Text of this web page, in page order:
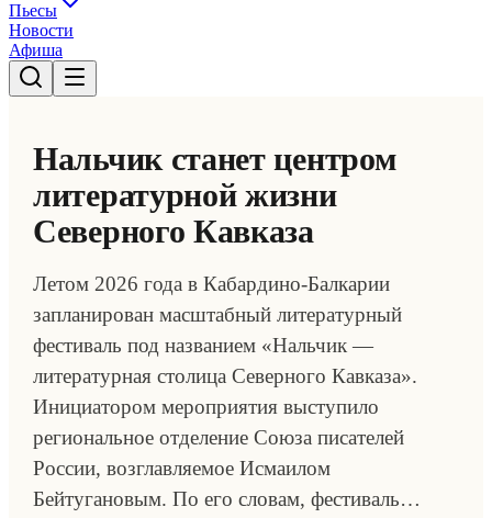
Пьесы
Новости
Афиша
Нальчик станет центром
литературной жизни
Северного Кавказа
Летом 2026 года в Кабардино-Балкарии
запланирован масштабный литературный
фестиваль под названием «Нальчик —
литературная столица Северного Кавказа».
Инициатором мероприятия выступило
региональное отделение Союза писателей
России, возглавляемое Исмаилом
Бейтугановым. По его словам, фестиваль…